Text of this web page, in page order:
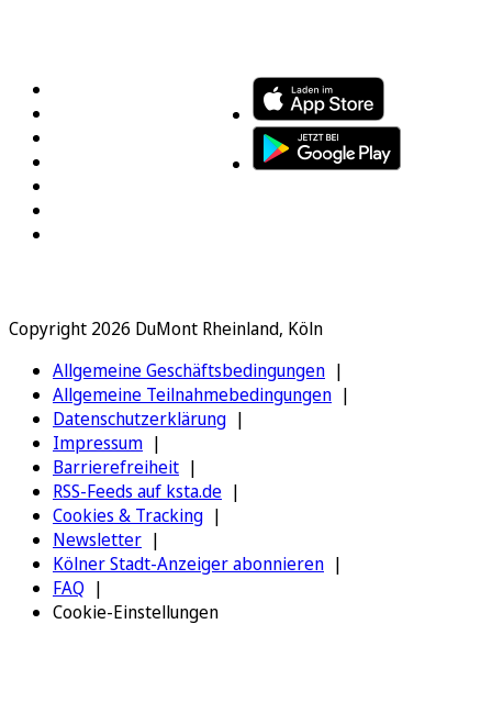
Copyright 2026 DuMont Rheinland, Köln
Allgemeine Geschäftsbedingungen
Allgemeine Teilnahmebedingungen
Datenschutzerklärung
Impressum
Barrierefreiheit
RSS-Feeds auf ksta.de
Cookies & Tracking
Newsletter
Kölner Stadt-Anzeiger abonnieren
FAQ
Cookie-Einstellungen